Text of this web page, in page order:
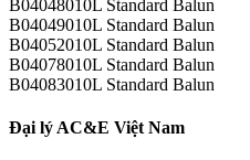
B04048010L Standard Balun
B04049010L Standard Balun
B04052010L Standard Balun
B04078010L Standard Balun
B04083010L Standard Balun
Đại lý AC&E Việt Nam